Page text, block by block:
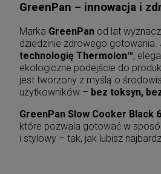
GreenPan – innowacja i
Marka GreenPan od lat
dziedzinie zdrowego gotowania.
technologię Thermolon™,
ekologiczne podejście do
jest tworzony z myślą o
użytkowników – bez toksyn,
GreenPan Slow Cooker Black
które pozwala gotować w
i stylowy – tak, jak lubisz